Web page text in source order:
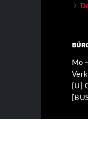
Mo
[U]